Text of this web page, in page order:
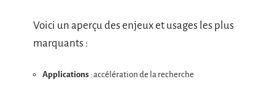
Voici un aperçu des enjeux et usages les plus
marquants :
Applications : accélération de la recherche